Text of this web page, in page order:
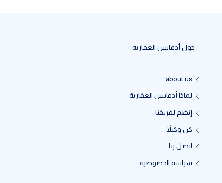
حول أدفايس العقارية
about us
لماذا أدفايس العقارية
إنظم لفريقنا
كن وكيلاً
اتصل بنا
سياسة الخصوصية